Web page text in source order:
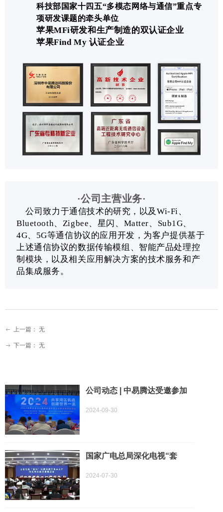
科技部国家十四五“多模态网络与通信”重点专
项研发课题的牵头单位
苹果MFi研发和生产制造的双认证企业
苹果Find My 认证企业
·公司主营业务·
公司致力于通信技术的研究，以及Wi-Fi、
Bluetooth、Zigbee、星闪、Matter、Sub1G、
4G、5G等通信协议的应用开发，为客户提供基于
上述通信协议的数据传输模组、智能产品处理控
制模块，以及相关应用解决方案的技术服务和产
品集成服务。
ꂃ 上一篇： 无
ꁹ 下一篇： 无
公司动态 | 中易腾达受邀参加
会–公司董事长王琦凡先生出席
2024-09-30
国家广电总局深化电视“套
易腾达携星闪三模遥控器技术
2024-07-30